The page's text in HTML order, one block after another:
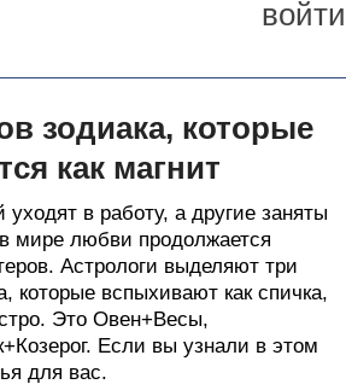
войти
зодиака, которые
как магнит
уходят в работу, а другие заняты
мире любви продолжается
Астрологи выделяют три
которые вспыхивают как спичка,
Это Овен+Весы,
Если вы узнали в этом
для вас.